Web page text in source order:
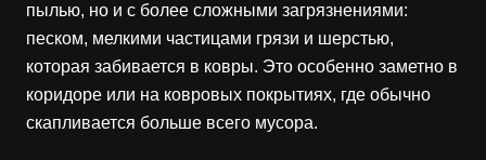
пылью, но и с более сложными загрязнениями:
песком, мелкими частицами грязи и шерстью,
которая забивается в ковры. Это особенно заметно в
коридоре или на ковровых покрытиях, где обычно
скапливается больше всего мусора.